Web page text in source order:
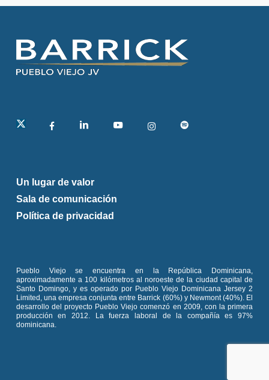
linkedin
Un lugar de valor
Sala de comunicación
Política de privacidad
Pueblo Viejo se encuentra en la República Dominicana,
aproximadamente a 100 kilómetros al noroeste de la ciudad capital de
Santo Domingo, y es operado por Pueblo Viejo Dominicana Jersey 2
Limited, una empresa conjunta entre Barrick (60%) y Newmont (40%). El
desarrollo del proyecto Pueblo Viejo comenzó en 2009, con la primera
producción en 2012. La fuerza laboral de la compañía es 97%
dominicana.